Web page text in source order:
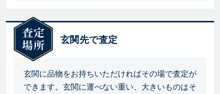
玄関先で査定
玄関に品物をお持ちいただければその場で査定が
できます。玄関に運べない重い、大きいものはそ